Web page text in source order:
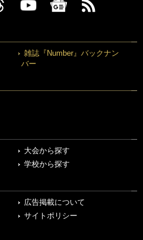
雑誌『Number』バックナン
バー
大会から探す
学校から探す
広告掲載について
サイトポリシー